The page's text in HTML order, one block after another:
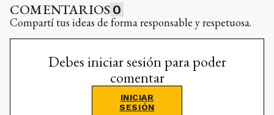
COMENTARIOS 0
Compartí tus ideas de forma responsable y respetuosa.
Debes iniciar sesión para poder
comentar
INICIAR
SESIÓN